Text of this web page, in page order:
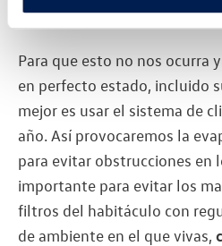
interior.
Para que esto no nos ocurra
en perfecto estado, incluido
mejor es usar el sistema de
año. Así provocaremos la
para evitar obstrucciones en
importante para evitar los
filtros del habitáculo con
de ambiente en el que vivas,